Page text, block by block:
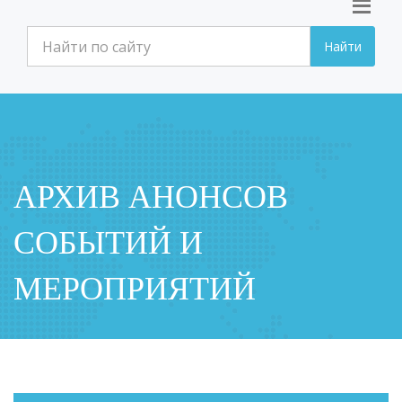
Найти
АРХИВ АНОНСОВ
СОБЫТИЙ И
МЕРОПРИЯТИЙ